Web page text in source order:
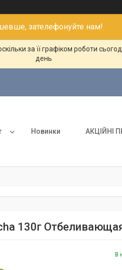
зателефонуйте нам!
за її графіком роботи
день
Новинки АКЦІЙНІ
130г
В